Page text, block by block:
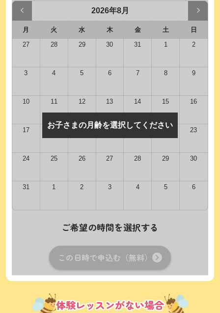
2026年8月
月 火 水 木 金 土
日
27
28 29 30 31 1 2
3 4 5 6 7 8 9
10 11 12 13 14 15 16
17 18 19 20 21 22 23
24 25 26 27 28 29 30
31 1 2 3 4 5 6
ご希望の時間を選択する
この日時で申込む（無料）
お子さまの月齢を選択してください
体験レッスンがない場合